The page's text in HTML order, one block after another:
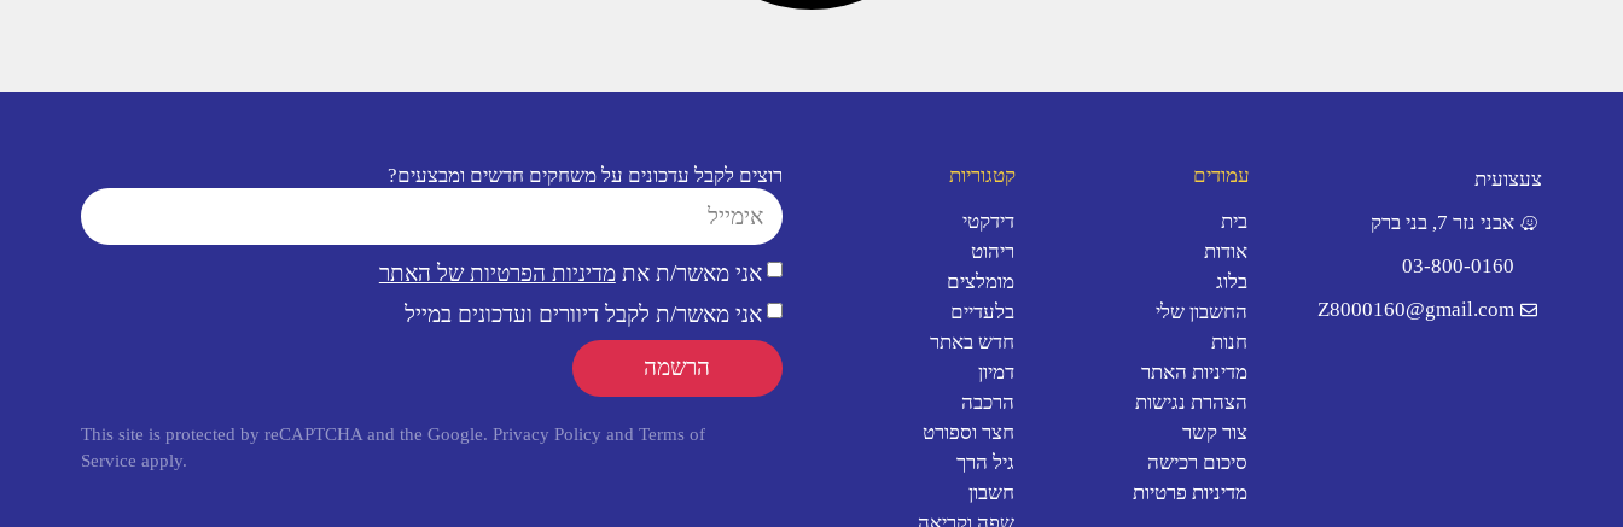
צעצועית
אבני נזר 7, בני ברק
03-800-0160
Z8000160@gmail.com
עמודים
בית
אודות
בלוג
החשבון שלי
חנות
מדיניות האתר
הצהרת נגישות
צור קשר
סיכום רכישה
מדיניות פרטיות
קטגוריות
דידקטי
ריהוט
מומלצים
בלעדיים
חדש באתר
דמיון
הרכבה
חצר וספורט
גיל הרך
חשבון
רוצים לקבל עדכונים על משחקים חדשים ומבצעים?
אני מאשר/ת אתמדיניות הפרטיות של האתר
אני מאשר/ת לקבל דיוורים ועדכונים במייל
הרשמה
This site is protected by reCAPTCHA and the Google.Privacy Policy andTerms of
Service apply.